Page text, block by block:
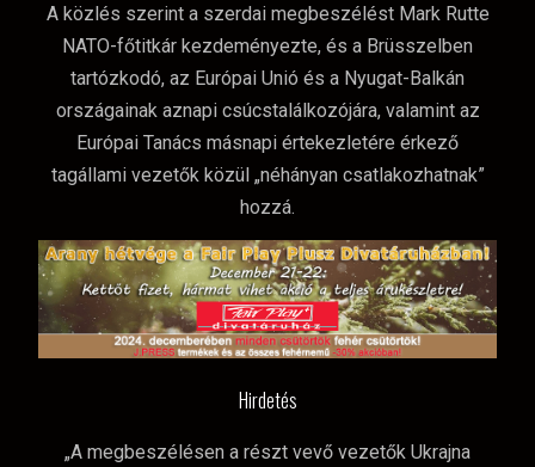
A közlés szerint a szerdai megbeszélést Mark Rutte
NATO-főtitkár kezdeményezte, és a Brüsszelben
tartózkodó, az Európai Unió és a Nyugat-Balkán
országainak aznapi csúcstalálkozójára, valamint az
Európai Tanács másnapi értekezletére érkező
tagállami vezetők közül „néhányan csatlakozhatnak”
hozzá.
Hirdetés
„A megbeszélésen a részt vevő vezetők Ukrajna